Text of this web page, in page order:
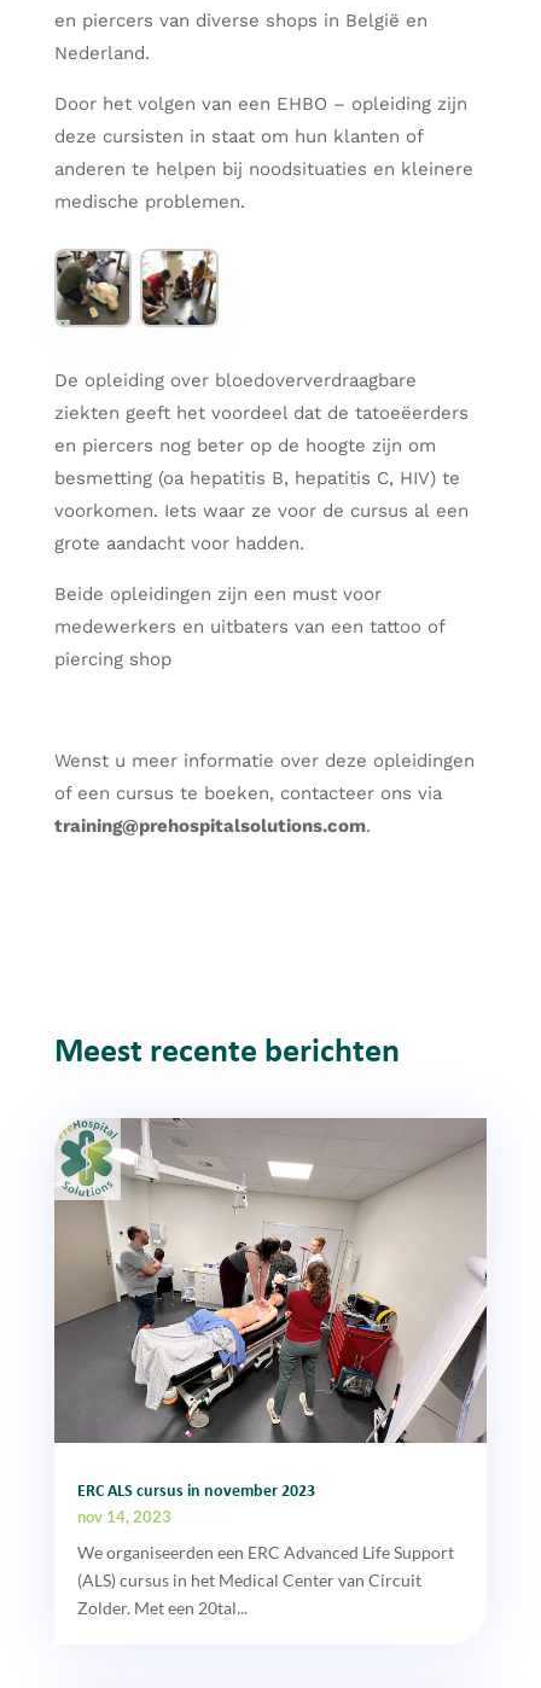
en piercers van diverse shops in België en
Nederland.
Door het volgen van een EHBO – opleiding zijn
deze cursisten in staat om hun klanten of
anderen te helpen bij noodsituaties en kleinere
medische problemen.
De opleiding over bloedoververdraagbare
ziekten geeft het voordeel dat de tatoeëerders
en piercers nog beter op de hoogte zijn om
besmetting (oa hepatitis B, hepatitis C, HIV) te
voorkomen. Iets waar ze voor de cursus al een
grote aandacht voor hadden.
Beide opleidingen zijn een must voor
medewerkers en uitbaters van een tattoo of
piercing shop
Wenst u meer informatie over deze opleidingen
of een cursus te boeken, contacteer ons via
training@prehospitalsolutions.com.
Meest recente berichten
ERC ALS cursus in november 2023
nov 14, 2023
We organiseerden een ERC Advanced Life Support
(ALS) cursus in het Medical Center van Circuit
Zolder. Met een 20tal...